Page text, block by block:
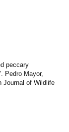
peccary
Pedro Mayor,
Journal of Wildlife